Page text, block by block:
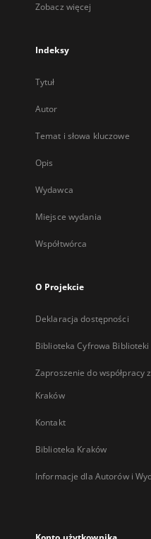
Zobacz więcej
Indeksy
Tytuł
Autor
Temat i słowa kluczowe
Opis
Wydawca
Miejsce wydania
Współtwórca
O Projekcie
Deklaracja dostępności
Biblioteka Cyfrowa
Zaproszenie do współpracy
Kraków
Kontakt
Biblioteka Kraków
Informacje dla Autorów i